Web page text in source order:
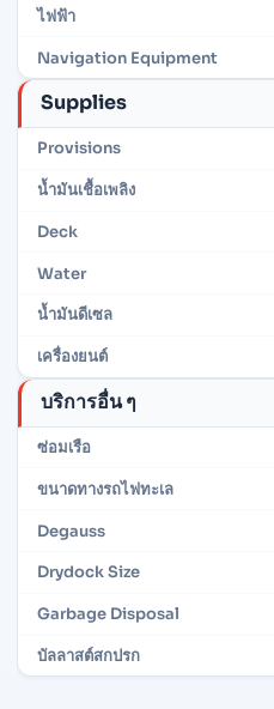
ไฟฟ้า
Navigation Equipment
Supplies
Provisions
น้ำมันเชื้อเพลิง
Deck
Water
น้ำมันดีเซล
เครื่องยนต์
บริการอื่น ๆ
ซ่อมเรือ
ขนาดทางรถไฟทะเล
Degauss
Drydock Size
Garbage Disposal
บัลลาสต์สกปรก